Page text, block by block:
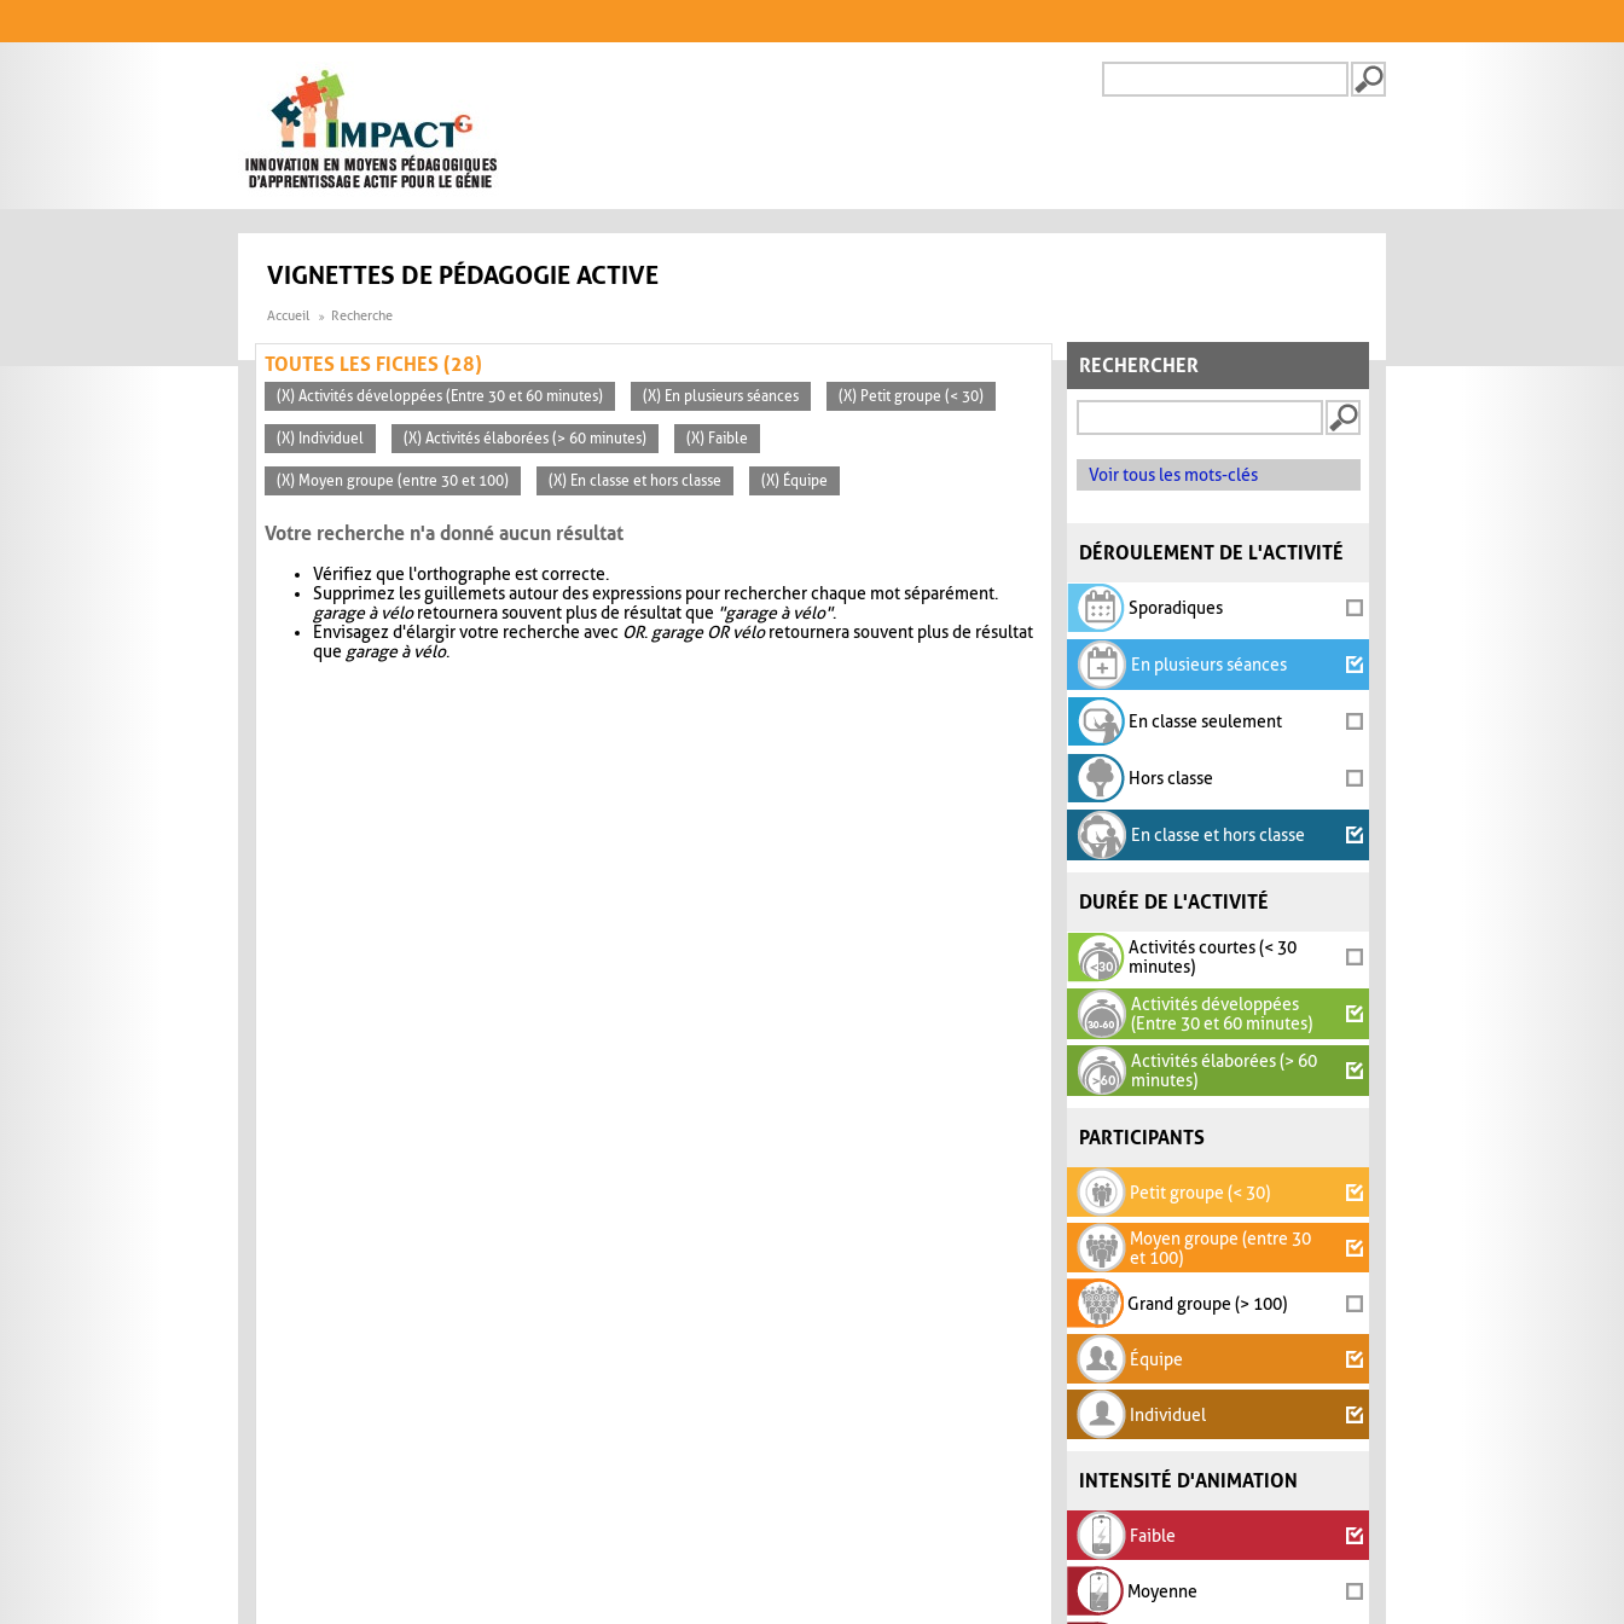
FORMULAIRE DE
VIGNETTES DE PÉDAGOGIE ACTIVE
Accueil Recherche
RECHERCHER
Voir tous les mots-clés
DÉROULEMENT DE L'ACTIVITÉ
Sporadiques
En plusieurs séances
En classe seulement
Hors classe
En classe et hors classe
DURÉE DE L'ACTIVITÉ
Activités courtes (< 30
minutes)
Activités développées
(Entre 30 et 60 minutes)
Activités élaborées (> 60
minutes)
PARTICIPANTS
Petit groupe (< 30)
Moyen groupe (entre 30
et 100)
Grand groupe (> 100)
Équipe
Individuel
INTENSITÉ D'ANIMATION
Faible
Moyenne
TOUTES LES FICHES (28)
(X) Activités développées (Entre 30 et 60 minutes) (X) En plusieurs séances (X) Petit groupe (< 30)
(X) Individuel (X) Activités élaborées (> 60 minutes) (X) Faible
(X) Moyen groupe (entre 30 et 100) (X) En classe et hors classe (X) Équipe
Votre recherche n'a donné aucun résultat
Vérifiez que l'orthographe est correcte.
Supprimez les guillemets autour des expressions pour rechercher chaque mot séparément.
garage à véloretournera souvent plus de résultat que "garage à vélo".
Envisagez d'élargir votre recherche avec OR. garage OR véloretournera souvent plus de résultat
que garage à vélo.